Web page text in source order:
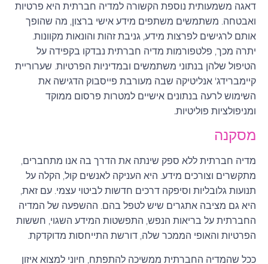
דאגה משמעותית נוספת הקשורה למדיה חברתית היא פרטיות
ואבטחה. משתמשים משתפים מידע אישי ברצון, מה שהופך
אותם לרגישים לפרצות מידע, גניבת זהות והונאות מקוונות.
יתרה מכך, פלטפורמות מדיה חברתית נבדקו בקפידה על
הטיפול שלהן בנתוני משתמשים ובמדיניות הפרטיות. שערוריית
קיימברידג' אנליטיקה שבה מעורבת פייסבוק הדגישה את
השימוש לרעה בנתונים אישיים למטרות פרסום ממוקד
ומניפולציות פוליטיות.
מסקנה
מדיה חברתית ללא ספק שינתה את הדרך בה אנו מתחברים,
מתקשרים וצורכים מידע. היא העניקה לאנשים קול, הקלה על
תנועות גלובליות וסיפקה דרכים חדשות לביטוי עצמי. עם זאת,
היא גם מציבה אתגרים שיש לטפל בהם. ההשפעה של המדיה
החברתית על בריאות הנפש, התפשטות המידע השגוי, חששות
הפרטיות והאופי הממכר שלה, דורשת התייחסות מדוקדקת.
ככל שהמדיה החברתית ממשיכה להתפתח, חיוני למצוא איזון